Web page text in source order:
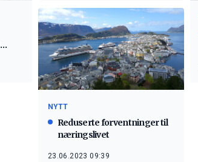
NYTT
Reduserte forventninger til
næringslivet
23.06.2023 09:39